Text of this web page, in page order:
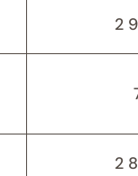
2
2